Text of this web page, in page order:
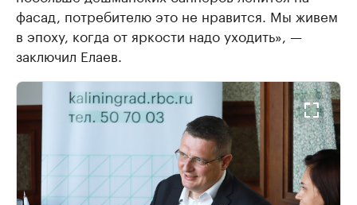
фасад, потребителю это не нравится. Мы живем
в эпоху, когда от яркости надо уходить», —
заключил Елаев.